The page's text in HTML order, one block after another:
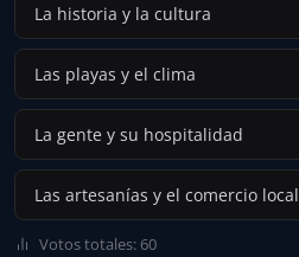
La historia y la cultura
Las playas y el clima
La gente y su hospitalidad
Las artesanías y el comercio local
Votos totales: 60